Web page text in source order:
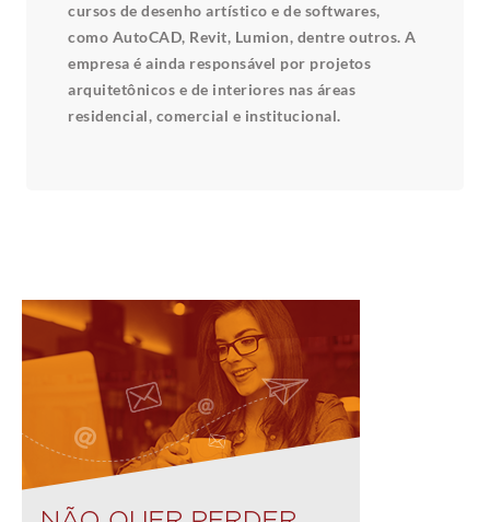
cursos de desenho artístico e de softwares,
como AutoCAD, Revit, Lumion, dentre outros. A
empresa é ainda responsável por projetos
arquitetônicos e de interiores nas áreas
residencial, comercial e institucional.